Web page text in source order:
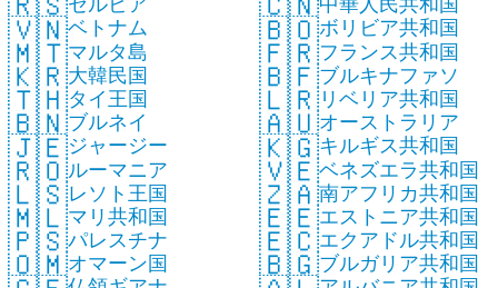
🇻🇳ベトナム
🇲🇹マルタ島
🇰🇷大韓民国
🇹🇭タイ王国
🇧🇳ブルネイ
🇯🇪ジャージー
🇷🇴ルーマニア
🇱🇸レソト王国
🇲🇱マリ共和国
🇵🇸パレスチナ
🇴🇲オマーン国
🇧🇴ボリビア共和国
🇫🇷フランス共和国
🇧🇫ブルキナファソ
🇱🇷リベリア共和国
🇦🇺オーストラリア
🇰🇬キルギス共和国
🇻🇪ベネズエラ共和国
🇿🇦南アフリカ共和国
🇪🇪エストニア共和国
🇪🇨エクアドル共和国
🇧🇬ブルガリア共和国